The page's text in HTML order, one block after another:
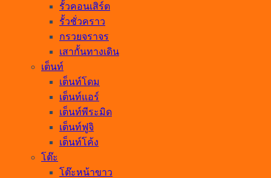
รั้วคอนเสิร์ต
รั้วชั่วคราว
กรวยจราจร
เสากั้นทางเดิน
เต็นท์
เต็นท์โดม
เต็นท์แอร์
เต็นท์พีระมิด
เต็นท์ฟูจิ
เต็นท์โค้ง
โต๊ะ
โต๊ะหน้าขาว